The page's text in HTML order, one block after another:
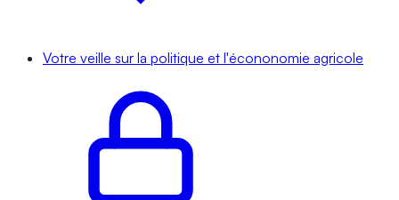
Votre veille sur la politique et l'écononomie agricole